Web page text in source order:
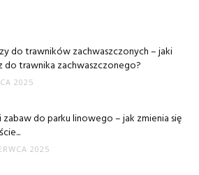
do trawników zachwaszczonych – jaki
do trawnika zachwaszczonego?
2025
zabaw do parku linowego – jak zmienia się
2025